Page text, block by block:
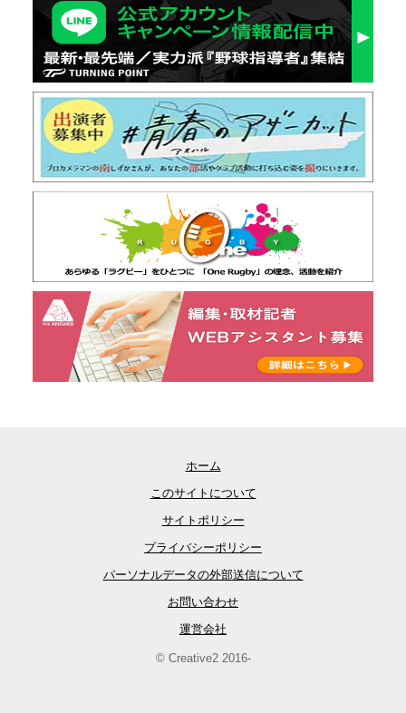
ホーム
このサイトについて
サイトポリシー
プライバシーポリシー
パーソナルデータの外部送信について
お問い合わせ
運営会社
© Creative2 2016-